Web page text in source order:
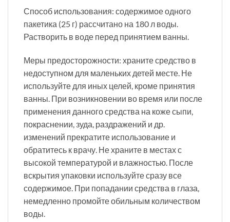
Способ использования: содержимое одного
пакетика (25 г) рассчитано на 180 л воды.
Растворить в воде перед принятием ванны.
Меры предосторожности: храните средство в
недоступном для маленьких детей месте. Не
используйте для иных целей, кроме принятия
ванны. При возникновении во время или после
применения данного средства на коже сыпи,
покраснении, зуда, раздражений и др.
изменений прекратите использование и
обратитесь к врачу. Не храните в местах с
высокой температурой и влажностью. После
вскрытия упаковки используйте сразу все
содержимое. При попадании средства в глаза,
немедленно промойте обильным количеством
воды.